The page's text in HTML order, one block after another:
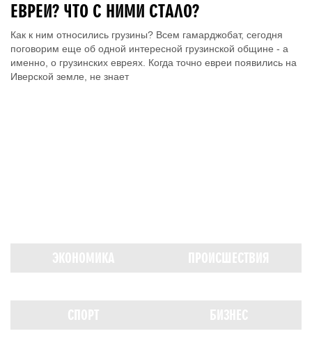
ЕВРЕИ? ЧТО С НИМИ СТАЛО?
Как к ним относились грузины? Всем гамарджобат, сегодня
поговорим еще об одной интересной грузинской общине - а
именно, о грузинских евреях. Когда точно евреи появились на
Иверской земле, не знает